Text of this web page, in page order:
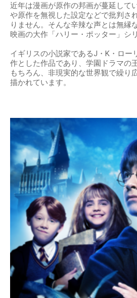
近年は漫画が原作の邦画が蔓延して
や原作を無視した設定などで批判さ
りません。そんな辛辣な声とは無縁
映画の大作「ハリー・ポッター」シ
イギリスの小説家であるJ・K・ロー
作とした作品であり、学園ドラマの
もちろん、非現実的な世界観で繰り
描かれています。